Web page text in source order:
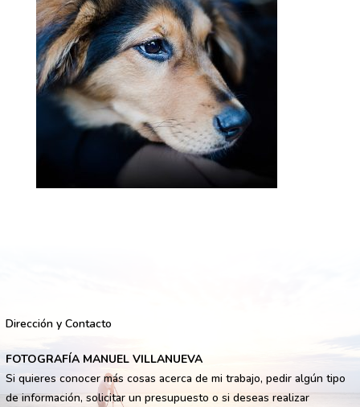
Dirección y Contacto
FOTOGRAFÍA MANUEL VILLANUEVA
Si quieres conocer más cosas acerca de mi trabajo, pedir algún tipo
de información, solicitar un presupuesto o si deseas realizar